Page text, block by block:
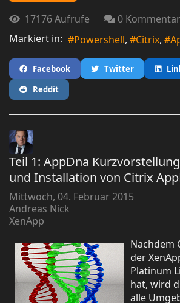
17176 Aufrufe
0
Markiert in:
Powershell Citrix
Facebook Twitter
Reddit
Teil 1: AppDna
und Installation von Citrix
Mittwoch, 04. Februar 2015
Andreas Nick
XenApp
Nachdem
der
Platinum
hat, wird
alle